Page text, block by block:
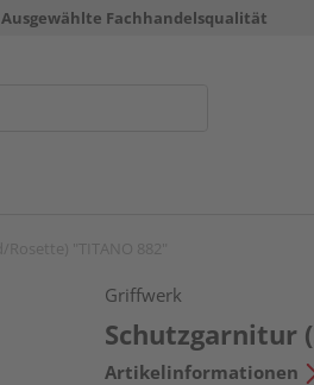
Ausgewählte Fachhandelsqualität
Griffwerk
Schutzgarnitur
Artikelinformationen